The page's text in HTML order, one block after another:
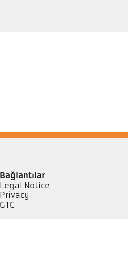
Bağlantılar
Legal Notice
Privacy
GTC